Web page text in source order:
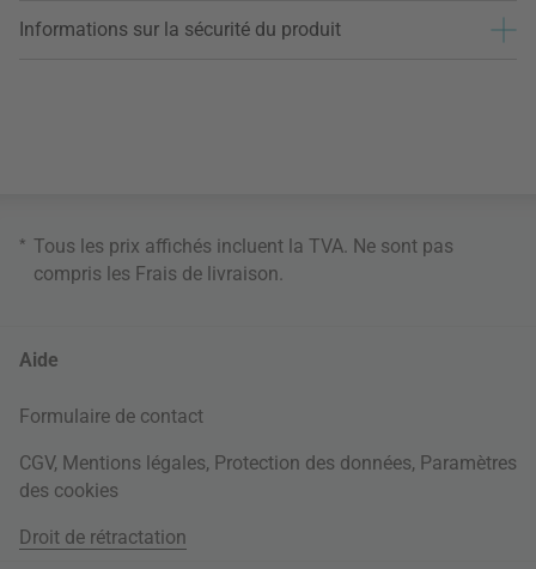
Informations sur la sécurité du produit
* Tous les prix affichés incluent la TVA. Ne sont pas
compris les Frais de livraison
Aide
Formulaire de contact
CGV, Mentions légales, Protection des données, Paramètres
des cookies
Droit de rétractation